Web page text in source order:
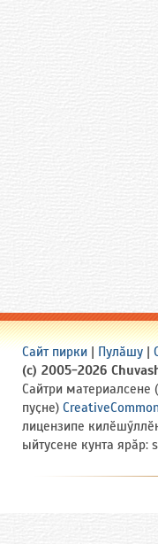
Сайт пирки | Пулӑшу |
(c) 2005-2026
Сайтри материалсене
пуҫне)
лицензипе
ыйтусене кунта ярӑр: